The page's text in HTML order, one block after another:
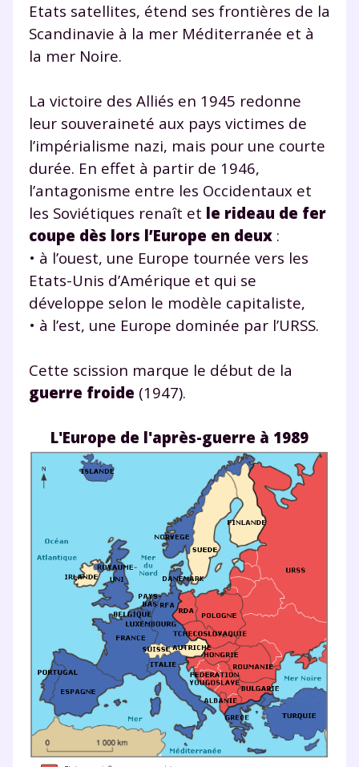
Etats satellites, étend ses frontières de la
Scandinavie à la mer Méditerranée et à
la mer Noire.
La victoire des Alliés en 1945 redonne
leur souveraineté aux pays victimes de
l’impérialisme nazi, mais pour une courte
durée. En effet à partir de 1946,
l’antagonisme entre les Occidentaux et
les Soviétiques renaît et le rideau de fer
coupe dès lors l’Europe en deux :
• à l’ouest, une Europe tournée vers les
Etats-Unis d’Amérique et qui se
développe selon le modèle capitaliste,
• à l’est, une Europe dominée par l’URSS.
Cette scission marque le début de la
guerre froide (1947).
L'Europe de l'après-guerre à 1989